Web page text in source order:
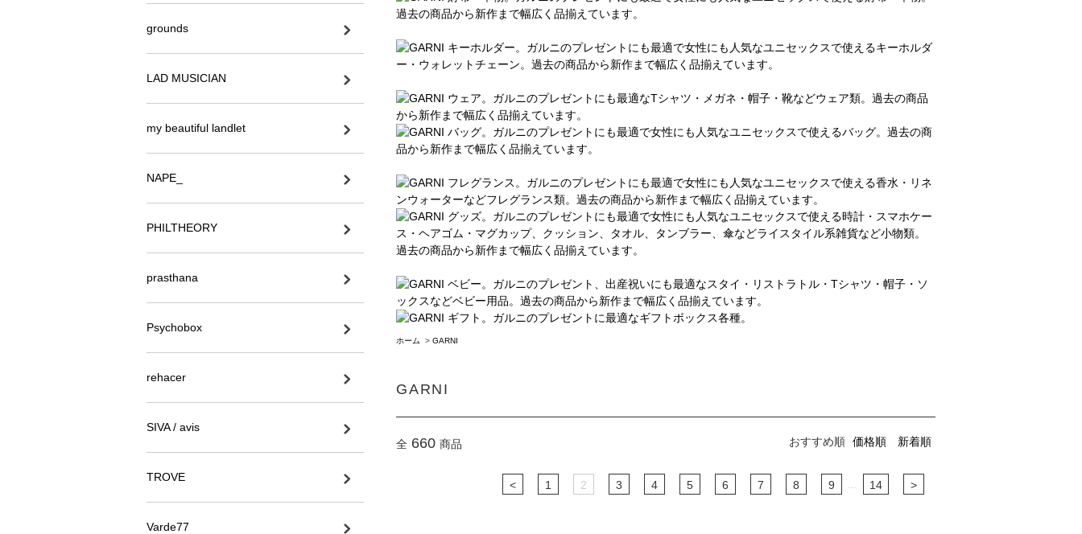
ホーム > GARNI
GARNI
全 660 商品 おすすめ順 価格順 新着順
< 1 2 3 4 5 6 7 8 9 14 >
grounds
LAD MUSICIAN
my beautiful landlet
NAPE_
PHILTHEORY
prasthana
Psychobox
rehacer
SIVA / avis
TROVE
Varde77